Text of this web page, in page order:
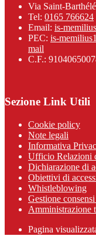
Via Saint-
Tel: 0165 766624
Email: is-
PEC: is-
mail
C.F.:
Sezione Link Utili
Cookie policy
Note legali
Informativa
Ufficio Relazioni
Dichiarazione di
Obiettivi di
Whistleblowing
Gestione
Amministrazione
Pagina